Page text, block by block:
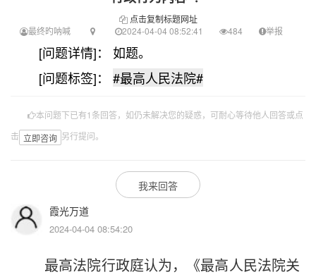
点击复制标题网址
最终旳呐喊
2024-04-04 08:52:41 484 举报
[问题详情]： 如题。
[问题标签]： #最高人民法院#
本问题下已有1条回答，如仍未解决您的疑惑，可耐心等待他人回答或点
击 立即咨询 另行提问。
我来回答
霞光万道
2024-04-04 08:54:20
最高法院行政庭认为，《最高人民法院关